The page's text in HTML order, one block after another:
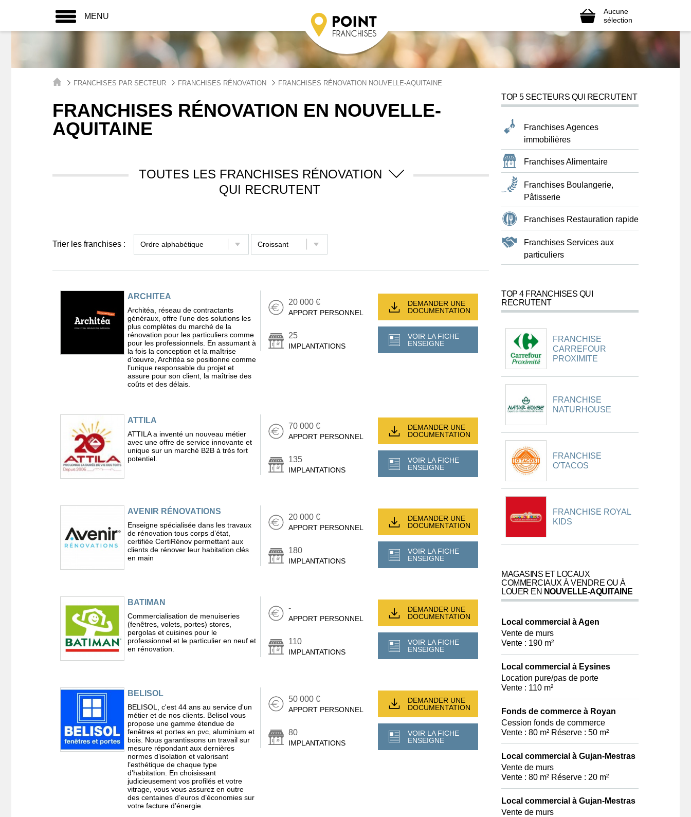
MENU
Aucune
sélection
FRANCHISES PAR SECTEUR FRANCHISES RÉNOVATION FRANCHISES RÉNOVATION NOUVELLE-AQUITAINE
FRANCHISES RÉNOVATION EN NOUVELLE-
AQUITAINE
TOUTES LES FRANCHISES RÉNOVATION
QUI RECRUTENT
Trier les franchises :
ARCHITEA
Architéa, réseau de contractants
généraux, offre l’une des solutions les
plus complètes du marché de la
rénovation pour les particuliers comme
pour les professionnels. En assumant à
la fois la conception et la maîtrise
d’œuvre, Architéa se positionne comme
l’unique responsable du projet et
assure pour son client, la maîtrise des
coûts et des délais.
20 000 €
APPORT PERSONNEL
25
IMPLANTATIONS
DEMANDER UNE
DOCUMENTATION
VOIR LA FICHE
ENSEIGNE
ATTILA
ATTILA a inventé un nouveau métier
avec une offre de service innovante et
unique sur un marché B2B à très fort
potentiel.
70 000 €
APPORT PERSONNEL
135
IMPLANTATIONS
DEMANDER UNE
DOCUMENTATION
VOIR LA FICHE
ENSEIGNE
AVENIR RÉNOVATIONS
Enseigne spécialisée dans les travaux
de rénovation tous corps d’état,
certifiée CertiRénov permettant aux
clients de rénover leur habitation clés
en main
20 000 €
APPORT PERSONNEL
180
IMPLANTATIONS
DEMANDER UNE
DOCUMENTATION
VOIR LA FICHE
ENSEIGNE
BATIMAN
Commercialisation de menuiseries
(fenêtres, volets, portes) stores,
pergolas et cuisines pour le
professionnel et le particulier en neuf et
en rénovation.
-
APPORT PERSONNEL
110
IMPLANTATIONS
DEMANDER UNE
DOCUMENTATION
VOIR LA FICHE
ENSEIGNE
BELISOL
BELISOL, c'est 44 ans au service d'un
métier et de nos clients. Belisol vous
propose une gamme étendue de
fenêtres et portes en pvc, aluminium et
bois. Nous garantissons un travail sur
mesure répondant aux dernières
normes d’isolation et valorisant
l’esthétique de chaque type
d’habitation. En choisissant
judicieusement vos profilés et votre
vitrage, vous vous assurez en outre
des centaines d’euros d’économies sur
votre facture d’énergie.
50 000 €
APPORT PERSONNEL
80
IMPLANTATIONS
DEMANDER UNE
DOCUMENTATION
VOIR LA FICHE
ENSEIGNE
TOP 5 SECTEURS QUI RECRUTENT
Franchises Agences
immobilières
Franchises Alimentaire
Franchises Boulangerie,
Pâtisserie
Franchises Restauration rapide
Franchises Services aux
particuliers
TOP 4 FRANCHISES QUI
RECRUTENT
FRANCHISE
CARREFOUR
PROXIMITE
FRANCHISE
NATURHOUSE
FRANCHISE
O'TACOS
FRANCHISE ROYAL
KIDS
MAGASINS ET LOCAUX
COMMERCIAUX À VENDRE OU À
LOUER EN NOUVELLE-AQUITAINE
Local commercial à Agen
Vente de murs
Vente : 190 m²
Local commercial à Eysines
Location pure/pas de porte
Vente : 110 m²
Fonds de commerce à Royan
Cession fonds de commerce
Vente : 80 m² Réserve : 50 m²
Local commercial à Gujan-Mestras
Vente de murs
Vente : 80 m² Réserve : 20 m²
Local commercial à Gujan-Mestras
Vente de murs